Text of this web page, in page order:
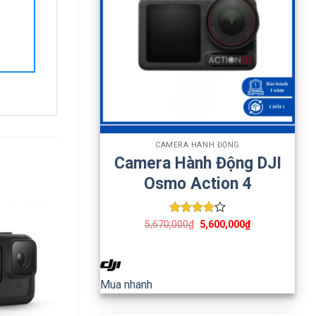
+
CAMERA HÀNH ĐỘNG
Camera Hành Động DJI
Osmo Action 4
Được
5,670,000₫ 5,600,000₫
Mua nhanh